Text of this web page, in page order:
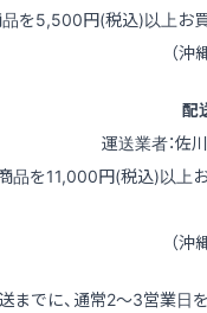
品を5,500円(税込)以上お
（沖
配
運送業者：
品を11,000円(税込)以上
（沖
までに、通常2～3営業日